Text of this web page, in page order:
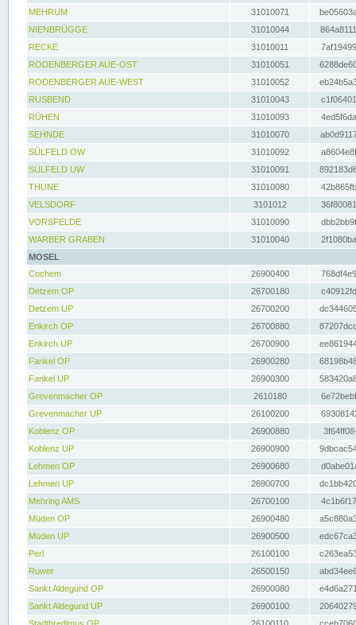
MEHRUM
31010071
NIENBRÜGGE
31010044
RECKE
31010011
RODENBERGER AUE-OST
31010051
RODENBERGER AUE-WEST
31010052
RUSBEND
31010043
RÜHEN
31010093
SEHNDE
31010070
SÜLFELD OW
31010092
SÜLFELD UW
31010091
THUNE
31010080
VELSDORF
3101012
VORSFELDE
31010090
WARBER GRABEN
31010040
MOSEL
Cochem
26900400
Detzem OP
26700180
Detzem UP
26700200
Enkirch OP
26700880
Enkirch UP
26700900
Fankel OP
26900280
Fankel UP
26900300
Grevenmacher OP
2610180
Grevenmacher UP
26100200
Koblenz OP
26900880
Koblenz UP
26900900
Lehmen OP
26900680
Lehmen UP
26900700
Mehring AMS
26700100
Müden OP
26900480
Müden UP
26900500
Perl
26100100
Ruwer
26500150
Sankt Aldegund OP
26900080
Sankt Aldegund UP
26900100